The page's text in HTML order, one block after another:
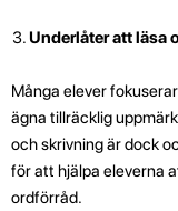
Underlåter att läsa
Många elever
ägna tillräcklig
och skrivning är dock
för att hjälpa eleverna
ordförråd.